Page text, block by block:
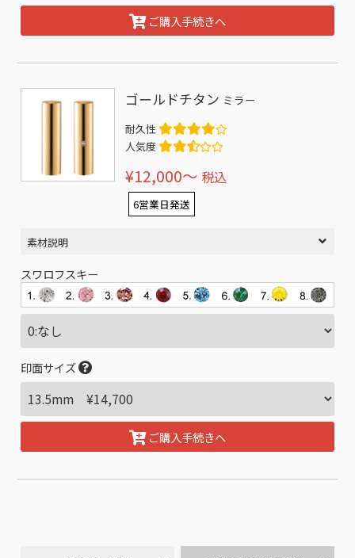
ご購入手続きへ
ゴールドチタン ミラー
耐久性
人気度
¥12,000〜 税込
6営業日発送
素材説明
スワロフスキー
印面サイズ
ご購入手続きへ